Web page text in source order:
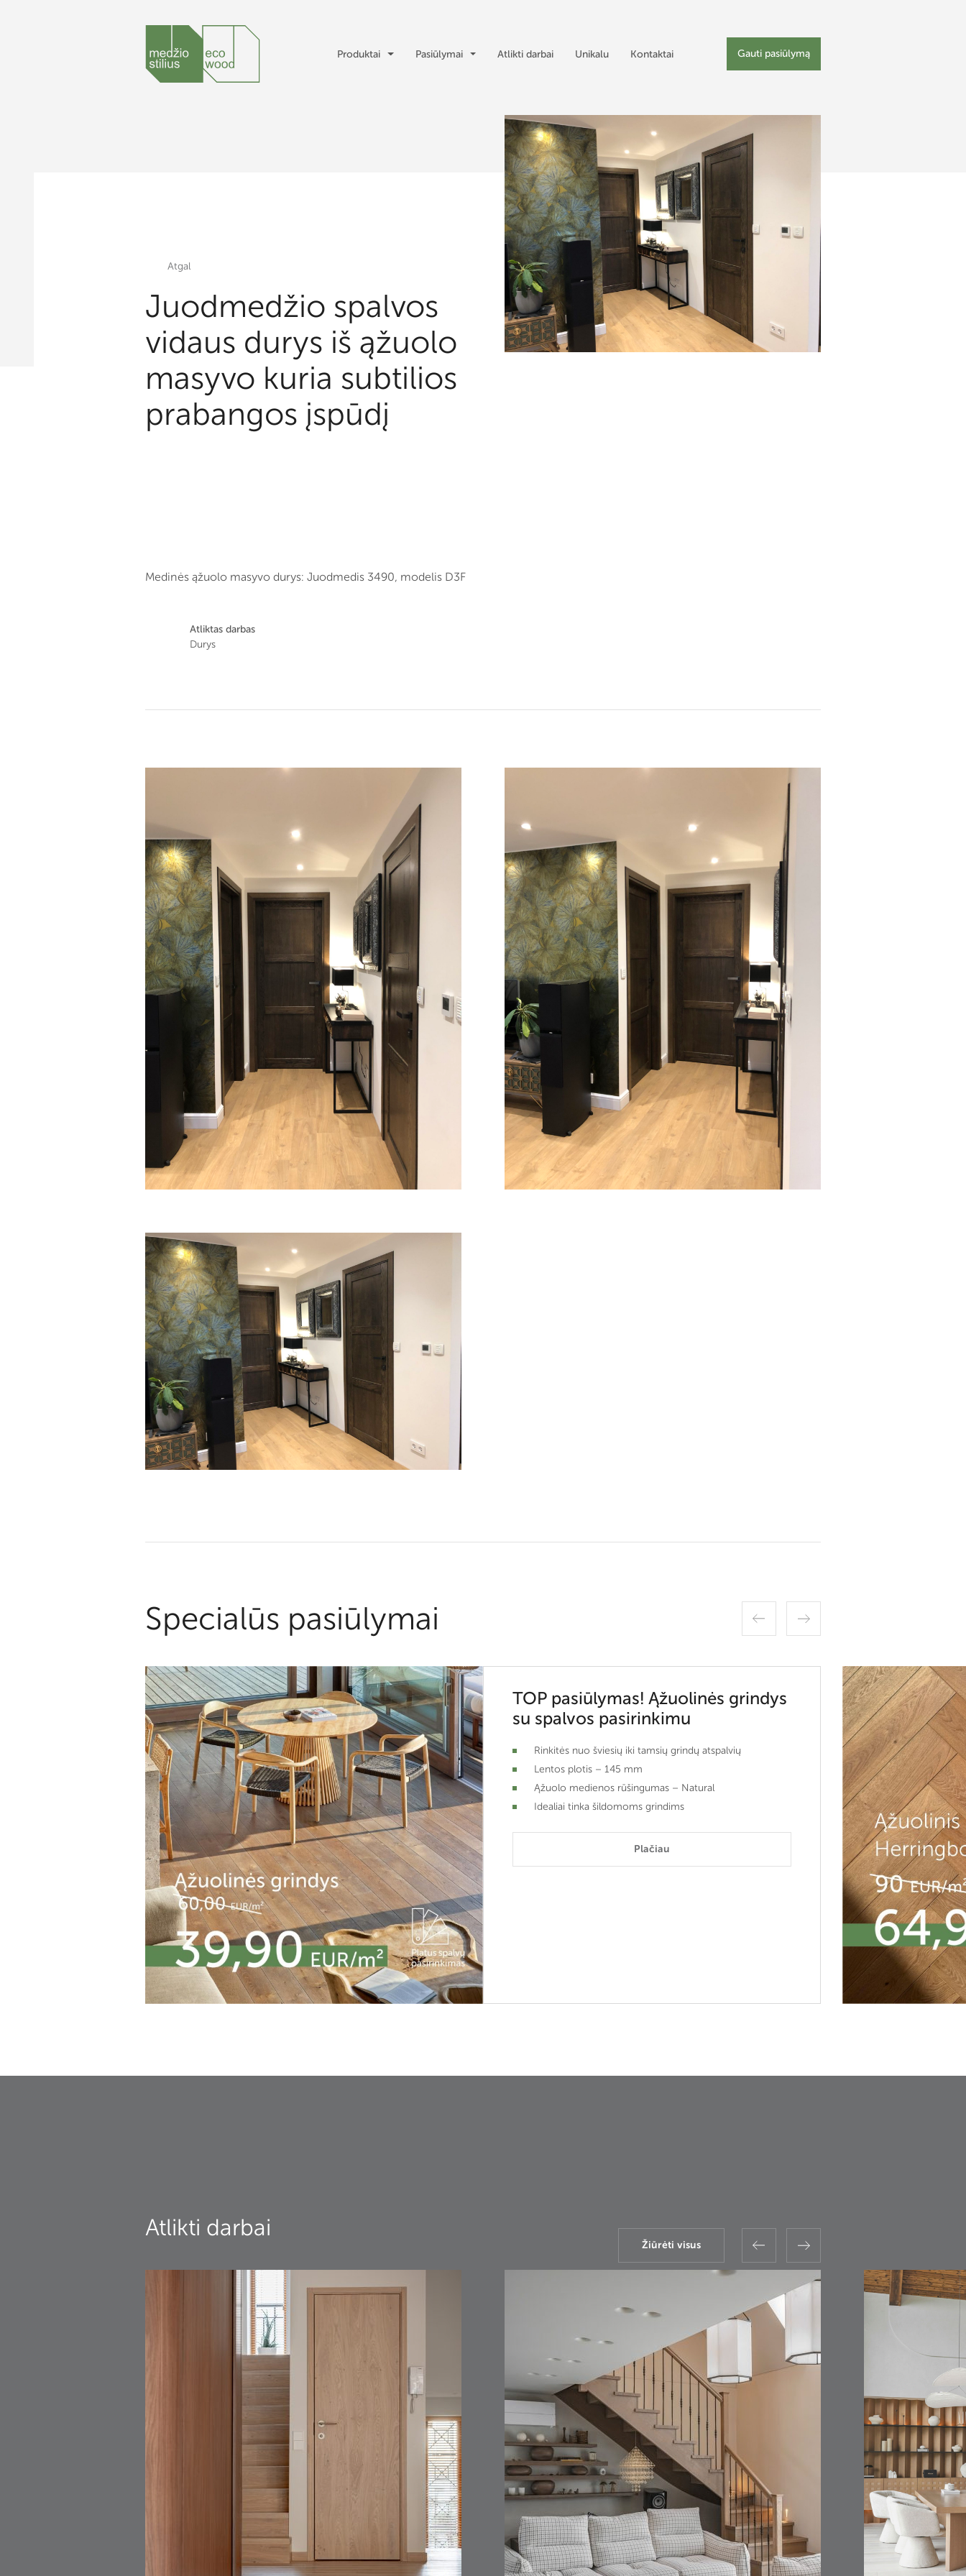
Produktai Pasiūlymai Atlikti darbai Unikalu Kontaktai Gauti pasiūlymą
Atgal
Juodmedžio spalvos
vidaus durys iš ąžuolo
masyvo kuria subtilios
prabangos įspūdį
Medinės ąžuolo masyvo durys: Juodmedis 3490, modelis D3F
Atliktas darbas
Durys
Specialūs pasiūlymai
TOP pasiūlymas! Ąžuolinės grindys
su spalvos pasirinkimu
Rinkitės nuo šviesių iki tamsių grindų atspalvių
Lentos plotis – 145 mm
Ąžuolo medienos rūšingumas – Natural
Idealiai tinka šildomoms grindims
Plačiau
Atlikti darbai
Žiūrėti visus